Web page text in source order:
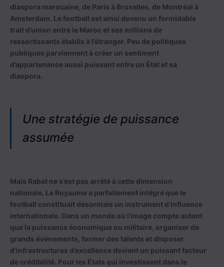
diaspora marocaine, de Paris à Bruxelles, de Montréal à
Amsterdam. Le football est ainsi devenu un formidable
trait d’union entre le Maroc et ses millions de
ressortissants établis à l’étranger. Peu de politiques
publiques parviennent à créer un sentiment
d’appartenance aussi puissant entre un État et sa
diaspora.
Une stratégie de puissance
assumée
Mais Rabat ne s’est pas arrêté à cette dimension
nationale. Le Royaume a parfaitement intégré que le
football constituait désormais un instrument d’influence
internationale. Dans un monde où l’image compte autant
que la puissance économique ou militaire, organiser de
grands événements, former des talents et disposer
d’infrastructures d’excellence devient un puissant facteur
de crédibilité. Pour les États qui investissent dans le